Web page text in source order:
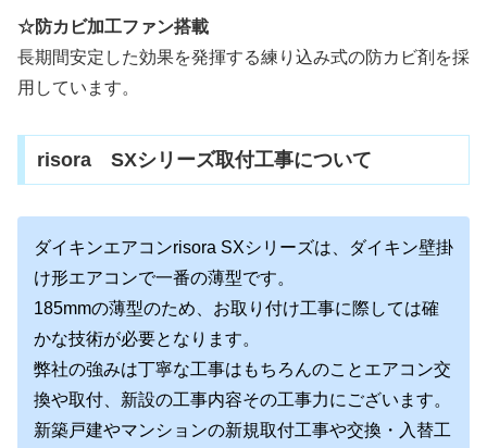
☆防カビ加工ファン搭載
長期間安定した効果を発揮する練り込み式の防カビ剤を採
用しています。
risora SXシリーズ取付工事について
ダイキンエアコンrisora SXシリーズは、ダイキン壁掛
け形エアコンで一番の薄型です。
185mmの薄型のため、お取り付け工事に際しては確
かな技術が必要となります。
弊社の強みは丁寧な工事はもちろんのことエアコン交
換や取付、新設の工事内容その工事力にございます。
新築戸建やマンションの新規取付工事や交換・入替工